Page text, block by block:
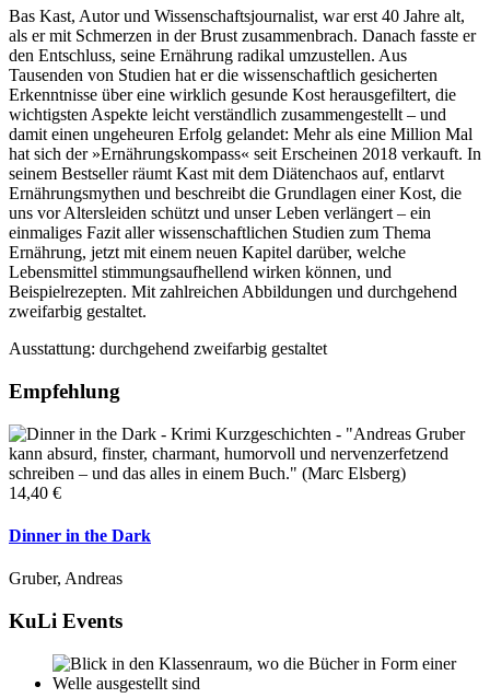
Bas Kast, Autor und Wissenschaftsjournalist, war erst 40 Jahre alt,
als er mit Schmerzen in der Brust zusammenbrach. Danach fasste er
den Entschluss, seine Ernährung radikal umzustellen. Aus
Tausenden von Studien hat er die wissenschaftlich gesicherten
Erkenntnisse über eine wirklich gesunde Kost herausgefiltert, die
wichtigsten Aspekte leicht verständlich zusammengestellt – und
damit einen ungeheuren Erfolg gelandet: Mehr als eine Million Mal
hat sich der »Ernährungskompass« seit Erscheinen 2018 verkauft. In
seinem Bestseller räumt Kast mit dem Diätenchaos auf, entlarvt
Ernährungsmythen und beschreibt die Grundlagen einer Kost, die
uns vor Altersleiden schützt und unser Leben verlängert – ein
einmaliges Fazit aller wissenschaftlichen Studien zum Thema
Ernährung, jetzt mit einem neuen Kapitel darüber, welche
Lebensmittel stimmungsaufhellend wirken können, und
Beispielrezepten. Mit zahlreichen Abbildungen und durchgehend
zweifarbig gestaltet.
Ausstattung: durchgehend zweifarbig gestaltet
Empfehlung
14,40 €
Dinner in the Dark
Gruber, Andreas
KuLi Events